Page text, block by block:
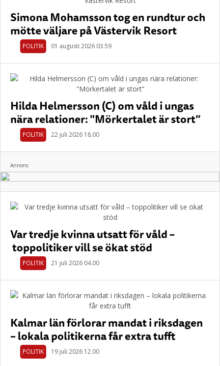
Simona Mohamsson tog en rundtur och
mötte väljare på Västervik Resort
POLITIK 01 augusti 2026 03.59
Hilda Helmersson (C) om våld i ungas
nära relationer: "Mörkertalet är stort”
POLITIK 22 juli 2026 18.00
Annons:
Var tredje kvinna utsatt för våld –
toppolitiker vill se ökat stöd
POLITIK 21 juli 2026 04.00
Kalmar län förlorar mandat i riksdagen
– lokala politikerna får extra tufft
POLITIK 19 juli 2026 12.00